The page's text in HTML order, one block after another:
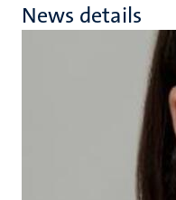
News details